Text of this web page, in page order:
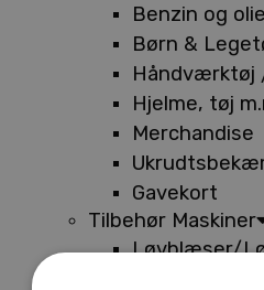
Benzin og olie
Børn &
Håndværktøj
Hjelme, tøj
Merchandise
Gavekort
Tilbehør Maskiner
Løvblæser/